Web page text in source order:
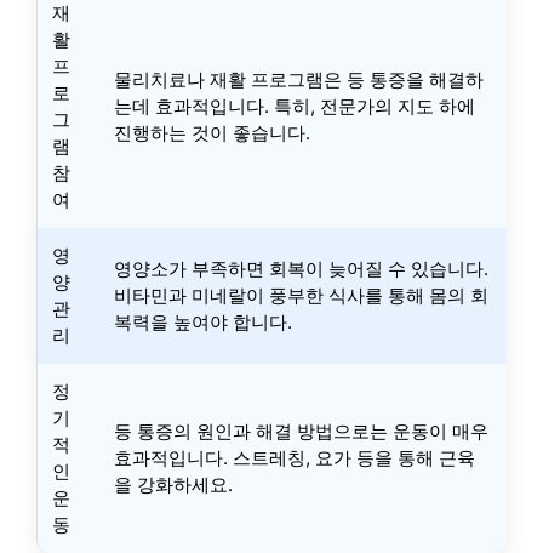
재
활
프
로
그
램
참
여
물리치료나 재활 프로그램은 등 통증을 해결하
는데 효과적입니다. 특히, 전문가의 지도 하에
진행하는 것이 좋습니다.
영
양
관
리
영양소가 부족하면 회복이 늦어질 수 있습니다.
비타민과 미네랄이 풍부한 식사를 통해 몸의 회
복력을 높여야 합니다.
정
기
적
인
운
동
등 통증의 원인과 해결 방법으로는 운동이 매우
효과적입니다. 스트레칭, 요가 등을 통해 근육
을 강화하세요.